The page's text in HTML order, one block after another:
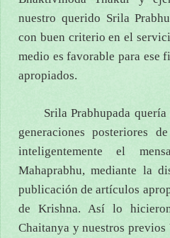
nuestro querido Srila
con buen criterio en el
medio es favorable para
apropiados.
Srila Prabhupada quería
generaciones posteriores
inteligentemente el
Mahaprabhu, mediante la
publicación de artículos
de Krishna. Así lo
Chaitanya y nuestros previos